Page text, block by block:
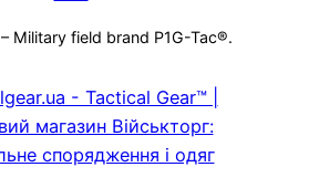
– Military field brand P1G-Tac®.